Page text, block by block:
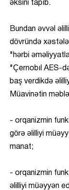
əksini tapıb.
Bundan əvvəl
dövründə
"hərbi
"Çernobıl AES-
baş verdikdə
Müavinətin
- orqanizmin
görə əlilliyi
manat;
- orqanizmin
əlilliyi müəyyən